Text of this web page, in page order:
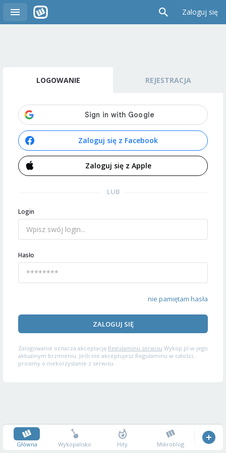
Zaloguj się
LOGOWANIE REJESTRACJA
Zaloguj się z Facebook
Zaloguj się z Apple
LUB
Login
Hasło
nie pamiętam hasła
ZALOGUJ SIĘ
Zalogowanie oznacza akceptację Regulaminu serwisu Wykop.pl w jego
aktualnym brzmieniu. Jeśli nie akceptujesz Regulaminu w całości,
prosimy o niekorzystanie z serwisu.
Główna Wykopalisko Hity Mikroblog